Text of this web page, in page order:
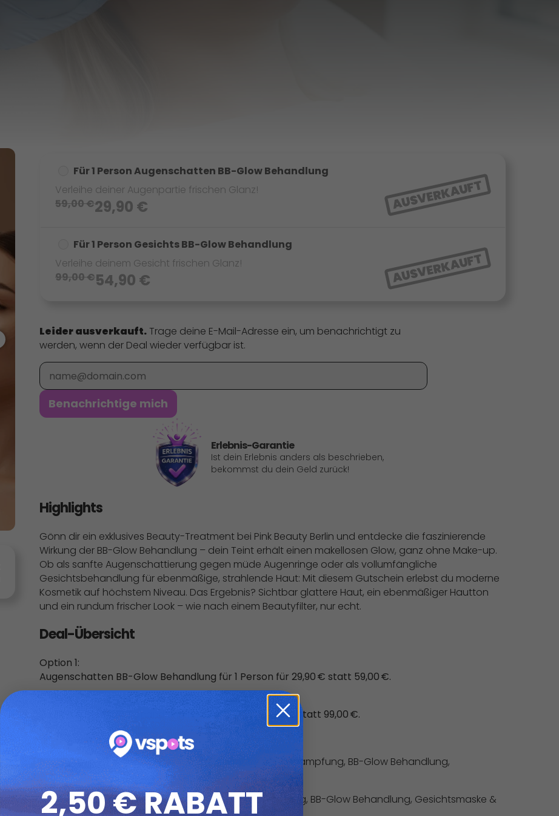
Für 1 Person Augenschatten BB-Glow Behandlung
Verleihe deiner Augenpartie frischen Glanz!
59,00€29,90 € AUSVERKAUFT
Für 1 Person Gesichts BB-Glow Behandlung
Verleihe deinem Gesicht frischen Glanz!
99,00€54,90 € AUSVERKAUFT
Leider ausverkauft. Trage deine E-Mail-Adresse ein, um benachrichtigt zu
werden, wenn der Deal wieder verfügbar ist.
E-Mail
Benachrichtige mich
Erlebnis-Garantie
Ist dein Erlebnis anders als beschrieben,
bekommst du dein Geld zurück!
Highlights
Gönn dir ein exklusives Beauty-Treatment bei Pink Beauty Berlin und entdecke die faszinierende
Wirkung der BB-Glow Behandlung – dein Teint erhält einen makellosen Glow, ganz ohne Make-up.
Ob als sanfte Augenschattierung gegen müde Augenringe oder als vollumfängliche
Gesichtsbehandlung für ebenmäßige, strahlende Haut: Mit diesem Gutschein erlebst du moderne
Kosmetik auf höchstem Niveau. Das Ergebnis? Sichtbar glattere Haut, ein ebenmäßiger Hautton
und ein rundum frischer Look – wie nach einem Beautyfilter, nur echt.
Deal-Übersicht
Option 1:
Augenschatten BB-Glow Behandlung für 1 Person für 29,90 € statt 59,00 €.
Gesichts BB-Glow Behandlung für 1 Person für 54,90 € statt 99,00 €.
Details:
BB-Glow Augenschatten: Reinigung, Enzympeeling, Bedampfung, BB-Glow Behandlung,
Augenmaske & Abschlusspflege. Dauer 30 Min.
BB-Glow Gesicht: Reinigung, Enzympeeling, Bedampfung, BB-Glow Behandlung, Gesichtsmaske &
2,50 € RABATT